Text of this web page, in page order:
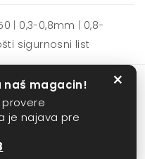
0,3-0,8mm
0,8-
sigurnosni list
sajta| Developed by
×
naš magacin!
je najava pre